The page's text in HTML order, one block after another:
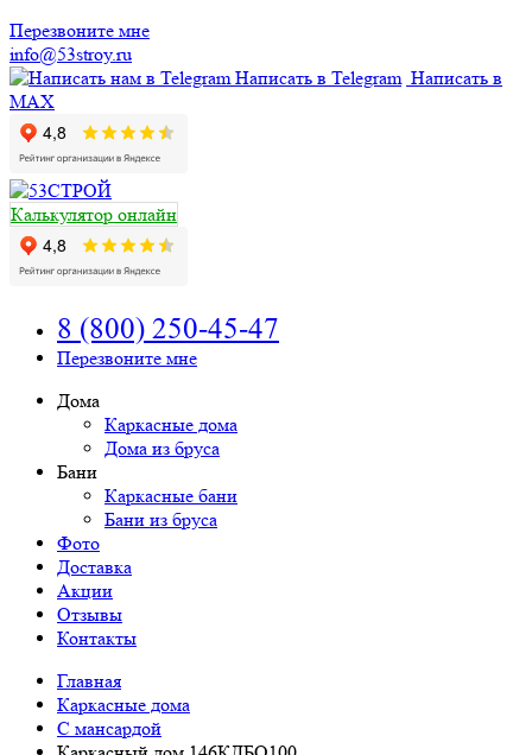
Перезвоните мне
info@53stroy.ru
Написать в Telegram Написать в
MAX
Калькулятор онлайн
8 (800) 250-45-47
Перезвоните мне
Дома
Каркасные дома
Дома из бруса
Бани
Каркасные бани
Бани из бруса
Фото
Доставка
Акции
Отзывы
Контакты
Главная
Каркасные дома
С мансардой